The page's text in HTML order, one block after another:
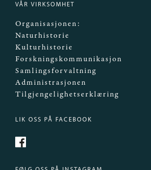
VÅR VIRKSOMHET
Organisasjonen:
Naturhistorie
Kulturhistorie
Forskningskommunikasjon
Samlingsforvaltning
Administrasjonen
Tilgjengelighetserklæring
LIK OSS PÅ FACEBOOK